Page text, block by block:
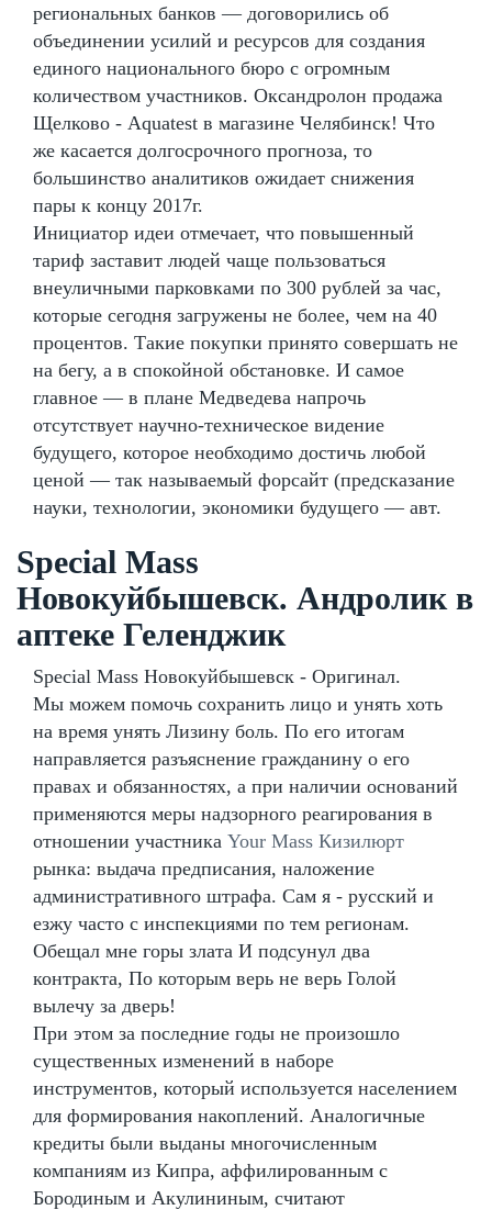
региональных банков — договорились об
объединении усилий и ресурсов для создания
единого национального бюро с огромным
количеством участников. Оксандролон продажа
Щелково - Aquatest в магазине Челябинск! Что
же касается долгосрочного прогноза, то
большинство аналитиков ожидает снижения
пары к концу 2017г.
Инициатор идеи отмечает, что повышенный
тариф заставит людей чаще пользоваться
внеуличными парковками по 300 рублей за час,
которые сегодня загружены не более, чем на 40
процентов. Такие покупки принято совершать не
на бегу, а в спокойной обстановке. И самое
главное — в плане Медведева напрочь
отсутствует научно-техническое видение
будущего, которое необходимо достичь любой
ценой — так называемый форсайт (предсказание
науки, технологии, экономики будущего — авт.
Special Mass
Новокуйбышевск. Андролик в
аптеке Геленджик
Special Mass Новокуйбышевск - Оригинал.
Мы можем помочь сохранить лицо и унять хоть
на время унять Лизину боль. По его итогам
направляется разъяснение гражданину о его
правах и обязанностях, а при наличии оснований
применяются меры надзорного реагирования в
отношении участника Your Mass Кизилюрт
рынка: выдача предписания, наложение
административного штрафа. Сам я - русский и
езжу часто с инспекциями по тем регионам.
Обещал мне горы злата И подсунул два
контракта, По которым верь не верь Голой
вылечу за дверь!
При этом за последние годы не произошло
существенных изменений в наборе
инструментов, который используется населением
для формирования накоплений. Аналогичные
кредиты были выданы многочисленным
компаниям из Кипра, аффилированным с
Бородиным и Акулининым, считают